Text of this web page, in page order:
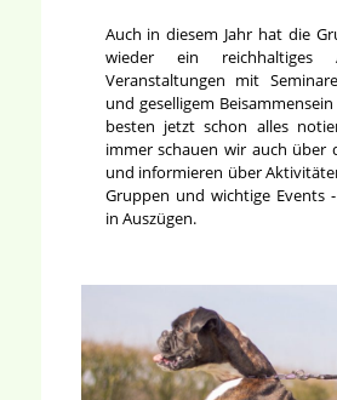
Auch in diesem Jahr hat die
wieder ein reichhaltiges
Veranstaltungen mit
und geselligem
besten jetzt schon alles
immer schauen wir auch über
und informieren über
Gruppen und wichtige Events
in Auszügen.